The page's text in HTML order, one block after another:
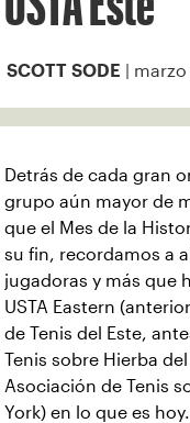
SCOTT SODE |
Detrás de cada gran
grupo aún mayor de
que el Mes de la
su fin, recordamos a
jugadoras y más que
USTA Eastern
de Tenis del Este,
Tenis sobre Hierba
Asociación de Tenis
York) en lo que es hoy.